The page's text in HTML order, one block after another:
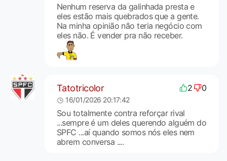
Nenhum reserva da galinhada presta e
eles estão mais quebrados que a gente.
Na minha opinião não teria negócio com
eles não. É vender pra não receber.
Tatotricolor 2 0
16/01/2026 20:17:42
Sou totalmente contra reforçar rival
...sempre é um deles querendo alguém do
SPFC ...aí quando somos nós eles nem
abrem conversa ....